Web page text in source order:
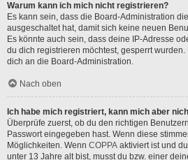
Warum kann ich mich nicht registrieren?
Es kann sein, dass die Board-Administration
ausgeschaltet hat, damit sich keine neuen
Es könnte auch sein, dass deine IP-Adresse
du dich registrieren möchtest, gesperrt
dich an die Board-Administration.
Nach oben
Ich habe mich registriert, kann mich aber
Überprüfe zuerst, ob du den richtigen
Passwort eingegeben hast. Wenn diese
Möglichkeiten. Wenn COPPA aktiviert ist und
unter 13 Jahre alt bist, musst du bzw. einer